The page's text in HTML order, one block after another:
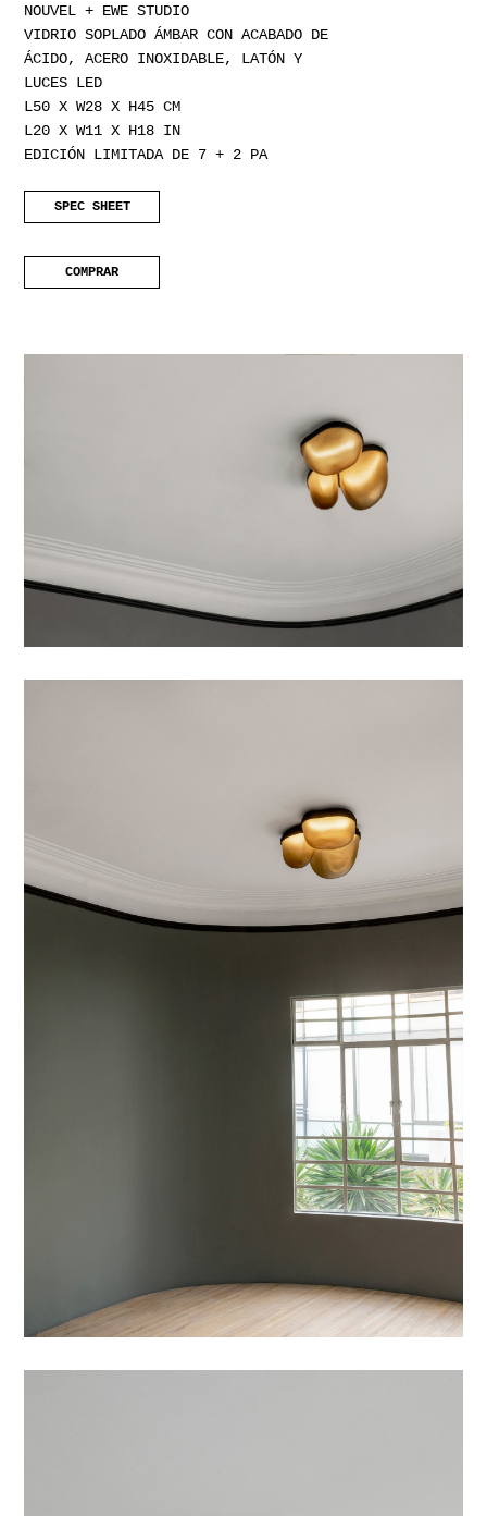
NOUVEL + EWE STUDIO
VIDRIO SOPLADO ÁMBAR CON ACABADO DE
ÁCIDO, ACERO INOXIDABLE, LATÓN Y
LUCES LED
L50 X W28 X H45 CM
L20 X W11 X H18 IN
EDICIÓN LIMITADA DE 7 + 2 PA
SPEC SHEET
COMPRAR